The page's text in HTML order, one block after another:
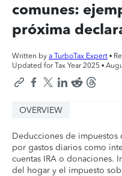
comunes:
próxima
Written by a TurboTax Expert •
Updated for Tax Year 2025 •
OVERVIEW
Deducciones de
por gastos diarios como
cuentas IRA o donaciones.
del hogar y el impuesto